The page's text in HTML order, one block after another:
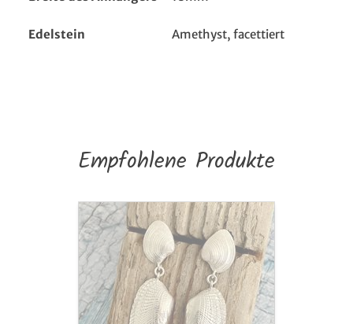
Edelstein Amethyst, facettiert
Empfohlene Produkte
Ohrhänger
Bohrmuschel
und
Venusmuschel